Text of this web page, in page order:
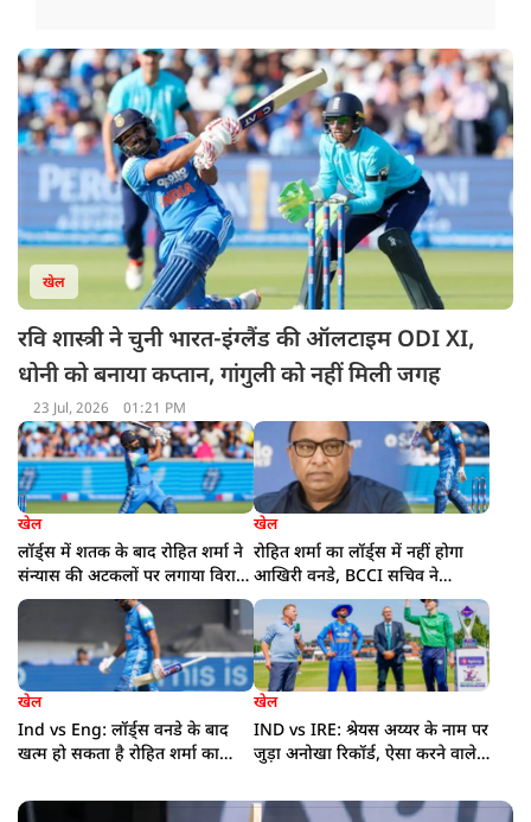
खेल
रवि शास्त्री ने चुनी भारत-इंग्लैंड की ऑलटाइम ODI XI,
धोनी को बनाया कप्तान, गांगुली को नहीं मिली जगह
23 Jul, 2026 01:21 PM
खेल
लॉर्ड्स में शतक के बाद रोहित शर्मा ने
संन्यास की अटकलों पर लगाया विराम,
बोले-अगर शोर-शराबा न हो, तो मजा
खेल
रोहित शर्मा का लॉर्ड्स में नहीं होगा
आखिरी वनडे, BCCI सचिव ने
अटकलों पर लगाया विराम
खेल
Ind vs Eng: लॉर्ड्स वनडे के बाद
खत्म हो सकता है रोहित शर्मा का
बड़ा फैसला: रिपोर्ट
खेल
IND vs IRE: श्रेयस अय्यर के नाम पर
जुड़ा अनोखा रिकॉर्ड, ऐसा करने वाले